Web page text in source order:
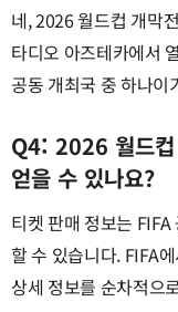
네, 2026 월드컵 개막
타디오 아즈테카에서
공동 개최국 중 하나이
Q4: 2026 월드컵
얻을 수 있나요?
티켓 판매 정보는
할 수 있습니다. FIFA
상세 정보를 순차적으